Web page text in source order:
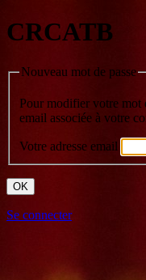
CRCATB
Nouveau mot de passe
Pour modifier votre mot
email associée à votre
Votre adresse email
Se connecter